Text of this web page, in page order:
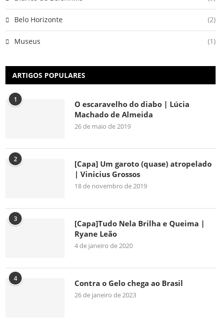
Belo Horizonte (2)
Museus (1)
ARTIGOS POPULARES
1
O escaravelho do diabo | Lúcia
Machado de Almeida
26 de maio de 2019
2
[Capa] Um garoto (quase) atropelado
| Vinicius Grossos
18 de novembro de 2019
3
[Capa]Tudo Nela Brilha e Queima |
Ryane Leão
4 de janeiro de 2020
4 Contra o Gelo chega ao Brasil
26 de janeiro de 2023